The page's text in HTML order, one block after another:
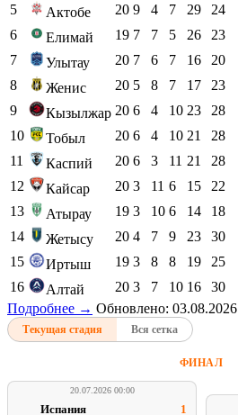
5
Актобе 20 9 4 7 29 24
6
Елимай 19 7 7 5 26 23
7
Улытау 20 7 6 7 16 20
8
Женис 20 5 8 7 17 23
9
Кызылжар 20 6 4 10 23 28
10
Тобыл 20 6 4 10 21 28
11
Каспий 20 6 3 11 21 28
12
Кайсар 20 3 11 6 15 22
13
Атырау 19 3 10 6 14 18
14
Жетысу 20 4 7 9 23 30
15
Иртыш 19 3 8 8 19 25
16
Алтай 20 3 7 10 16 30
Подробнее → Обновлено: 03.08.2026
Текущая стадия Вся сетка
ФИНАЛ
20.07.2026 00:00
Испания 1